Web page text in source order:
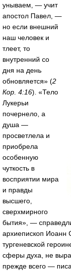
унываем, — учит
апостол Павел, —
но если внешний
наш человек и
тлеет, то
внутренний со
дня на день
обновляется» (2
Кор. 4:16). «Тело
Лукерьи
почернело, а
душа —
просветлела и
приобрела
особенную
чуткость в
восприятии мира
и правды
высшего,
сверхмирного
бытия», —
архиепископ Иоанн
тургеневской
сферы духа, не
прежде всего —